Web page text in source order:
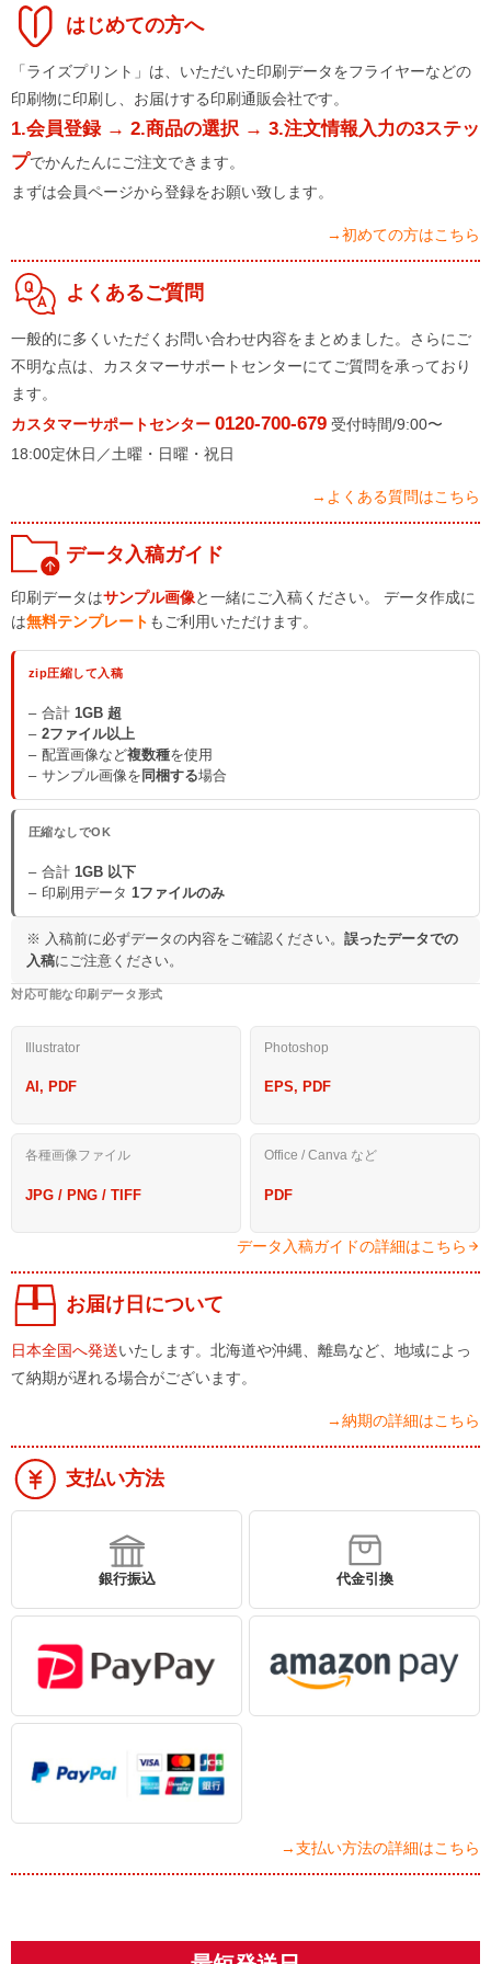
はじめての方へ
「ライズプリント」は、いただいた印刷データをフライヤーなどの
印刷物に印刷し、お届けする印刷通販会社です。
1.会員登録 → 2.商品の選択 → 3.注文情報入力の3ステッ
プでかんたんにご注文できます。
まずは会員ページから登録をお願い致します。
→初めての方はこちら
よくあるご質問
一般的に多くいただくお問い合わせ内容をまとめました。さらにご
不明な点は、カスタマーサポートセンターにてご質問を承っており
ます。
カスタマーサポートセンター 0120-700-679 受付時間/9:00〜
18:00定休日／土曜・日曜・祝日
→よくある質問はこちら
データ入稿ガイド
印刷データはサンプル画像と一緒にご入稿ください。 データ作成に
は無料テンプレート もご利用いただけます。
zip圧縮して入稿
合計 1GB 超
2ファイル以上
配置画像など複数種を使用
サンプル画像を 同梱する場合
圧縮なしでOK
合計 1GB 以下
印刷用データ 1ファイルのみ
※ 入稿前に必ずデータの内容をご確認ください。 誤ったデータでの
入稿にご注意ください。
対応可能な印刷データ形式
Illustrator
AI, PDF
Photoshop
EPS, PDF
各種画像ファイル
JPG / PNG / TIFF
Office / Canva など
PDF
データ入稿ガイドの詳細はこちら
お届け日について
日本全国へ発送いたします。北海道や沖縄、離島など、地域によっ
て納期が遅れる場合がございます。
→納期の詳細はこちら
支払い方法
銀行振込 代金引換
→支払い方法の詳細はこちら